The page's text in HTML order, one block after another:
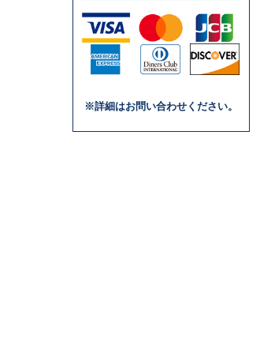
※詳細はお問い合わせください。